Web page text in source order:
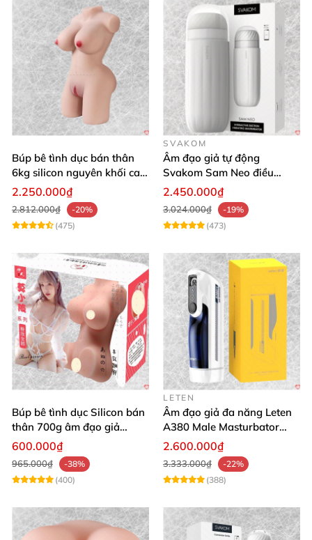
Búp bê tình dục bán thân
6kg silicon nguyên khối cao
cấp giá rẻ
2.250.000₫
2.812.000₫
-20%
(475)
SVAKOM
Âm đạo giả tự động
Svakom Sam Neo điều
khiển qua app webcam cao
2.450.000₫
3.024.000₫
-19%
(473)
Búp bê tình dục Silicon bán
thân 700g âm đạo giả
nguyên khối giống thật
600.000₫
965.000₫
-38%
(400)
LETEN
Âm đạo giả đa năng Leten
A380 Male Masturbator
Version 4
2.600.000₫
3.333.000₫
-22%
(388)